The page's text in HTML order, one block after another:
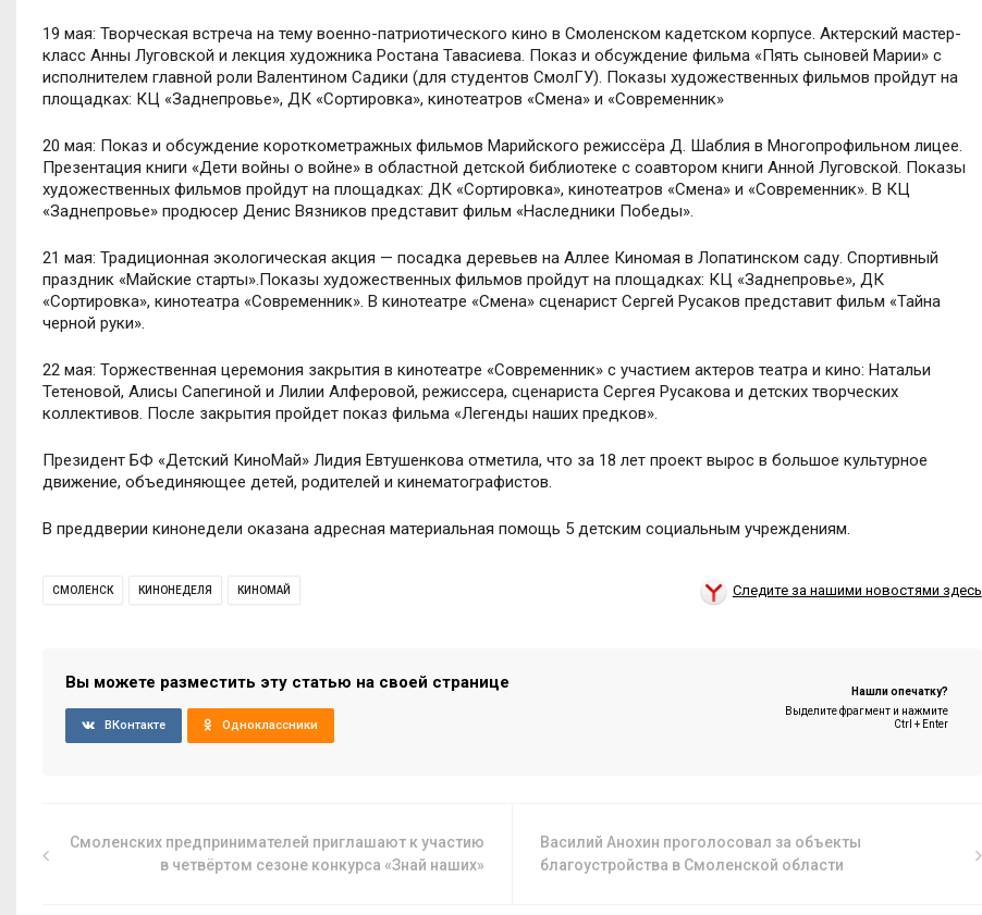
19 мая: Творческая встреча на тему военно-патриотического кино в Смоленском кадетском корпусе. Актерский мастер-
класс Анны Луговской и лекция художника Ростана Тавасиева. Показ и обсуждение фильма «Пять сыновей Марии» с
исполнителем главной роли Валентином Садики (для студентов СмолГУ). Показы художественных фильмов пройдут на
площадках: КЦ «Заднепровье», ДК «Сортировка», кинотеатров «Смена» и «Современник»
20 мая: Показ и обсуждение короткометражных фильмов Марийского режиссёра Д. Шаблия в Многопрофильном лицее.
Презентация книги «Дети войны о войне» в областной детской библиотеке с соавтором книги Анной Луговской. Показы
художественных фильмов пройдут на площадках: ДК «Сортировка», кинотеатров «Смена» и «Современник». В КЦ
«Заднепровье» продюсер Денис Вязников представит фильм «Наследники Победы».
21 мая: Традиционная экологическая акция — посадка деревьев на Аллее Киномая в Лопатинском саду. Спортивный
праздник «Майские старты».Показы художественных фильмов пройдут на площадках: КЦ «Заднепровье», ДК
«Сортировка», кинотеатра «Современник». В кинотеатре «Смена» сценарист Сергей Русаков представит фильм «Тайна
черной руки».
22 мая: Торжественная церемония закрытия в кинотеатре «Современник» с участием актеров театра и кино: Натальи
Тетеновой, Алисы Сапегиной и Лилии Алферовой, режиссера, сценариста Сергея Русакова и детских творческих
коллективов. После закрытия пройдет показ фильма «Легенды наших предков».
Президент БФ «Детский КиноМай» Лидия Евтушенкова отметила, что за 18 лет проект вырос в большое культурное
движение, объединяющее детей, родителей и кинематографистов.
В преддверии кинонедели оказана адресная материальная помощь 5 детским социальным учреждениям.
СМОЛЕНСК КИНОНЕДЕЛЯ КИНОМАЙ Следите за нашими новостями здесь
Вы можете разместить эту статью на своей странице
ВКонтакте Одноклассники
Нашли опечатку?
Выделите фрагмент и нажмите
Ctrl + Enter
Смоленских предпринимателей приглашают к участию
в четвёртом сезоне конкурса «Знай наших»
Василий Анохин проголосовал за объекты
благоустройства в Смоленской области